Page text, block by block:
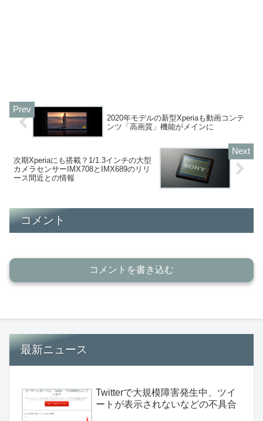
2020年モデルの新型Xperiaも動画コンテ
ンツ「高画質」機能がメインに
次期Xperiaにも搭載？1/1.3インチの大型
カメラセンサーIMX708とIMX689のリリ
ース間近との情報
コメント
コメントを書き込む
最新ニュース
Twitterで大規模障害発生中、ツイ
ートが表示されないなどの不具合